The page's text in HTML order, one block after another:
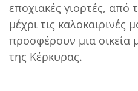
εποχιακές γιορτές, από
μέχρι τις καλοκαιρινές
προσφέρουν μια οικεία
της Κέρκυρας.